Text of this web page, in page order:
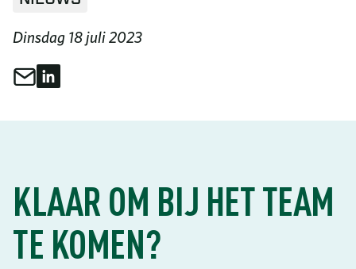
Dinsdag 18 juli 2023
Deel ditDelen via e-mail
KLAAR OM BIJ HET TEAM
TE KOMEN?